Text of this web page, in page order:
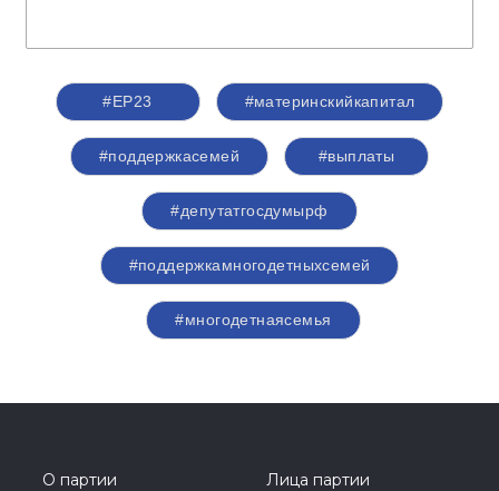
#ЕР23 #материнскийкапитал
#поддержкасемей #выплаты
#депутатгосдумырф
#поддержкамногодетныхсемей
#многодетнаясемья
О партии
Лица партии